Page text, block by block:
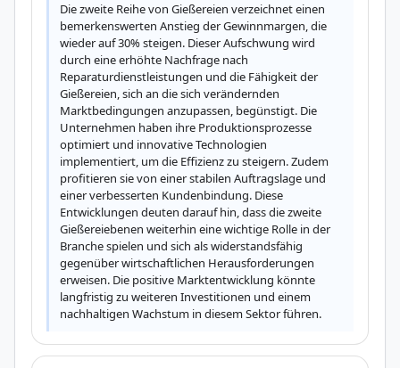
Die zweite Reihe von Gießereien verzeichnet einen
bemerkenswerten Anstieg der Gewinnmargen, die
wieder auf 30% steigen. Dieser Aufschwung wird
durch eine erhöhte Nachfrage nach
Reparaturdienstleistungen und die Fähigkeit der
Gießereien, sich an die sich verändernden
Marktbedingungen anzupassen, begünstigt. Die
Unternehmen haben ihre Produktionsprozesse
optimiert und innovative Technologien
implementiert, um die Effizienz zu steigern. Zudem
profitieren sie von einer stabilen Auftragslage und
einer verbesserten Kundenbindung. Diese
Entwicklungen deuten darauf hin, dass die zweite
Gießereiebenen weiterhin eine wichtige Rolle in der
Branche spielen und sich als widerstandsfähig
gegenüber wirtschaftlichen Herausforderungen
erweisen. Die positive Marktentwicklung könnte
langfristig zu weiteren Investitionen und einem
nachhaltigen Wachstum in diesem Sektor führen.